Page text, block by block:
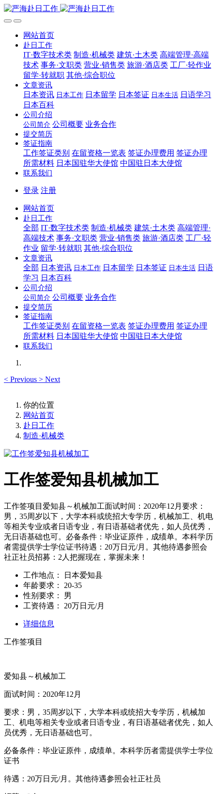
网站首页
赴日工作
IT·数字技术类 制造·机械类 建筑·土木类 高端管理·高端
技术 事务·文职类 营业·销售类 旅游·酒店类 工厂·轻作业
留学·转就职 其他·综合职位
文章资讯
日本资讯 日本工作 日本留学 日本签证 日本生活 日语学习
日本百科
公司介绍
公司简介 公司概要 业务合作
提交简历
签证指南
工作签证类别 在留资格一览表 签证办理费用 签证办理
所需材料 日本国驻华大使馆 中国驻日本大使馆
联系我们
登录 注册
网站首页
赴日工作
全部 IT·数字技术类 制造·机械类 建筑·土木类 高端管理·
高端技术 事务·文职类 营业·销售类 旅游·酒店类 工厂·轻
作业 留学·转就职 其他·综合职位
文章资讯
全部 日本资讯 日本工作 日本留学 日本签证 日本生活 日语
学习 日本百科
公司介绍
公司简介 公司概要 业务合作
提交简历
签证指南
工作签证类别 在留资格一览表 签证办理费用 签证办理
所需材料 日本国驻华大使馆 中国驻日本大使馆
联系我们
< Previous > Next
你的位置
网站首页
赴日工作
制造·机械类
工作签爱知县机械加工
工作签项目爱知县～机械加工面试时间：2020年12月要求：
男，35周岁以下，大学本科或统招大专学历，机械加工、机电
等相关专业或者日语专业，有日语基础者优先，如人员优秀，
无日语基础也可。必备条件：毕业证原件，成绩单。本科学历
者需提供学士学位证书待遇：20万日元/月。其他待遇参照会
社正社员招募：2人把握现在，掌握未来！
工作地点：
日本爱知县
年龄要求：
20-35
性别要求：
男
工资待遇：
20万日元/月
详细信息
工作签项目
爱知县～机械加工
面试时间：2020年12月
要求：男，35周岁以下，大学本科或统招大专学历，机械加
工、机电等相关专业或者日语专业，有日语基础者优先，如人
员优秀，无日语基础也可。
必备条件：毕业证原件，成绩单。本科学历者需提供学士学位
证书
待遇：20万日元/月。其他待遇参照会社正社员